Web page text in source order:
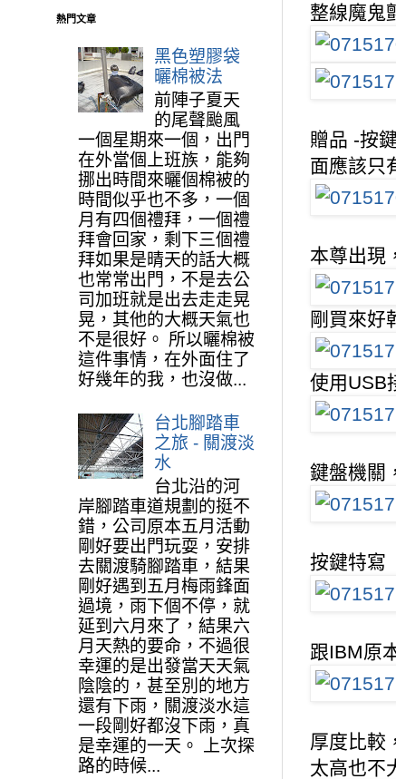
整線魔鬼
贈品 -按
面應該只
本尊出現
剛買來好
使用USB
鍵盤機關
按鍵特寫
跟IBM原
厚度比較
太高也不
熱門文章
黑色塑膠袋
曬棉被法
前陣子夏天
的尾聲颱風
一個星期來一個，出門
在外當個上班族，能夠
挪出時間來曬個棉被的
時間似乎也不多，一個
月有四個禮拜，一個禮
拜會回家，剩下三個禮
拜如果是晴天的話大概
也常常出門，不是去公
司加班就是出去走走晃
晃，其他的大概天氣也
不是很好。 所以曬棉被
這件事情，在外面住了
好幾年的我，也沒做...
台北腳踏車
之旅 - 關渡淡
水
台北沿的河
岸腳踏車道規劃的挺不
錯，公司原本五月活動
剛好要出門玩耍，安排
去關渡騎腳踏車，結果
剛好遇到五月梅雨鋒面
過境，雨下個不停，就
延到六月來了，結果六
月天熱的要命，不過很
幸運的是出發當天天氣
陰陰的，甚至別的地方
還有下雨，關渡淡水這
一段剛好都沒下雨，真
是幸運的一天。 上次探
路的時候...